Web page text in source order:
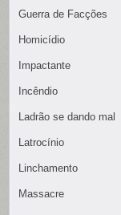
Guerra de Facções
Homicídio
Impactante
Incêndio
Ladrão se dando mal
Latrocínio
Linchamento
Massacre